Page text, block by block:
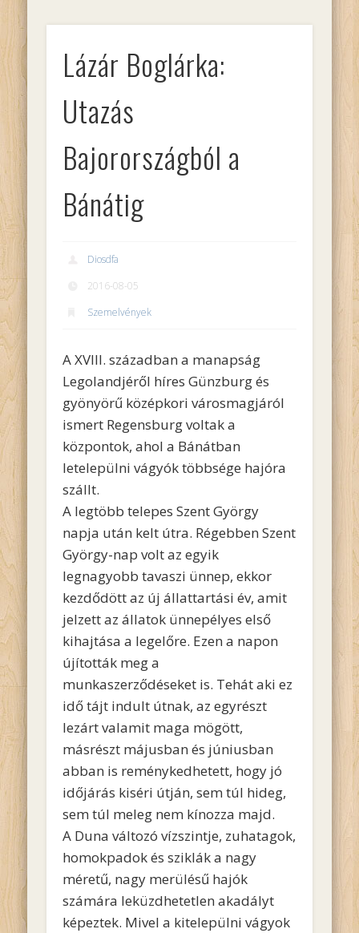
Lázár Boglárka:
Utazás
Bajorországból a
Bánátig
Diosdfa
2016-08-05
Szemelvények
A XVIII. században a manapság
Legolandjéről híres Günzburg és
gyönyörű középkori városmagjáról
ismert Regensburg voltak a
központok, ahol a Bánátban
letelepülni vágyók többsége hajóra
szállt.
A legtöbb telepes Szent György
napja után kelt útra. Régebben Szent
György-nap volt az egyik
legnagyobb tavaszi ünnep, ekkor
kezdődött az új állattartási év, amit
jelzett az állatok ünnepélyes első
kihajtása a legelőre. Ezen a napon
újították meg a
munkaszerződéseket is. Tehát aki ez
idő tájt indult útnak, az egyrészt
lezárt valamit maga mögött,
másrészt májusban és júniusban
abban is reménykedhetett, hogy jó
időjárás kiséri útján, sem túl hideg,
sem túl meleg nem kínozza majd.
A Duna változó vízszintje, zuhatagok,
homokpadok és sziklák a nagy
méretű, nagy merülésű hajók
számára leküzdhetetlen akadályt
képeztek. Mivel a kitelepülni vágyok